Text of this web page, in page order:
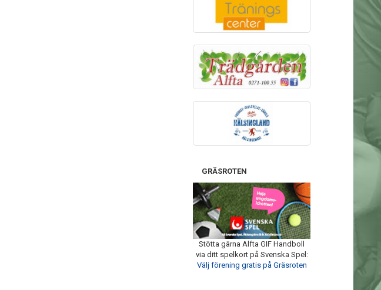
GRÄSROTEN
Stötta gärna Alfta GIF Handboll
via ditt spelkort på Svenska Spel:
Välj förening gratis på Gräsroten